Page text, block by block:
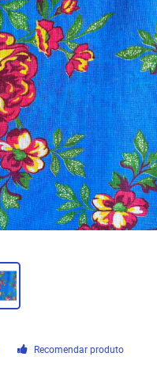
Recomendar produto